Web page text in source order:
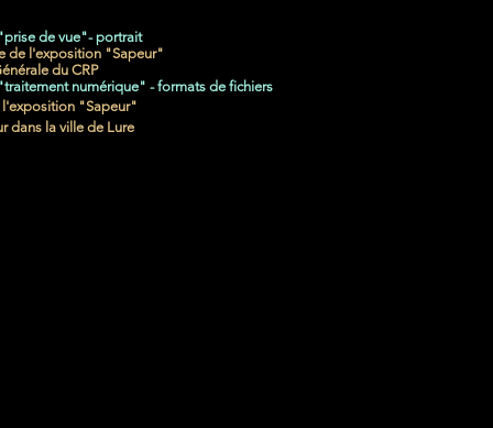
de vue"- portrait
de l'exposition "Sapeur"
du CRP
numérique" - formats de fichiers
l'exposition "Sapeur"
dans la ville de Lure